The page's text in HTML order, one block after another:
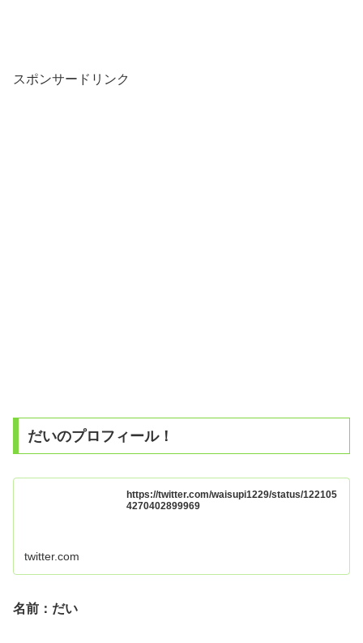
スポンサードリンク
だいのプロフィール！
https://twitter.com/waisupi1229/status/122105
4270402899969
twitter.com
名前：だい